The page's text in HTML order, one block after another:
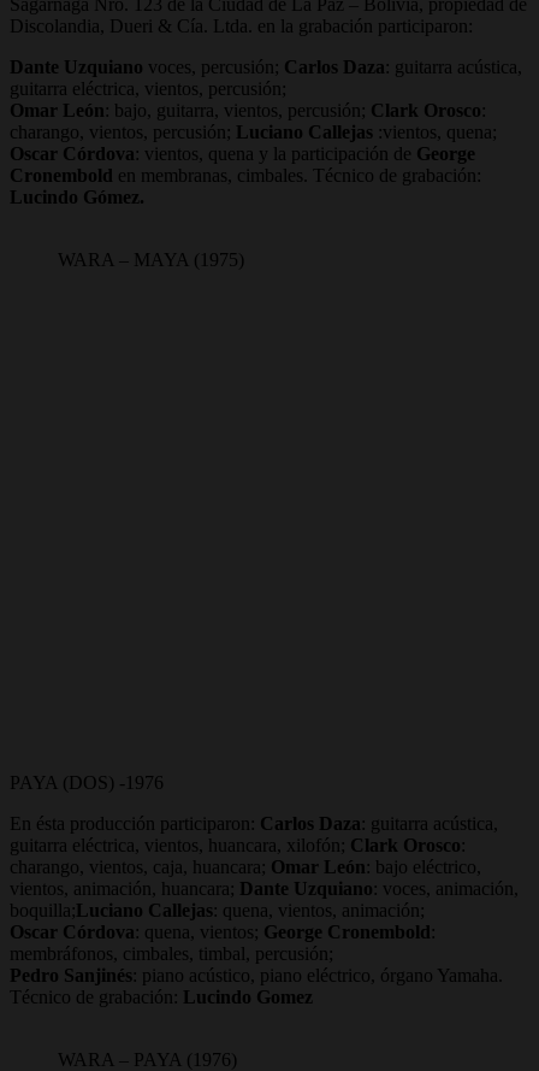
Discolandia, Dueri & Cía. Ltda. en la grabación participaron:
Dante Uzquiano voces, percusión; Carlos Daza: guitarra acústica,
guitarra eléctrica, vientos, percusión;
Omar León: bajo, guitarra, vientos, percusión; Clark Orosco:
charango, vientos, percusión; Luciano Callejas :vientos, quena;
Oscar Córdova: vientos, quena y la participación de George
Cronembold en membranas, cimbales. Técnico de grabación:
Lucindo Gómez.
WARA – MAYA (1975)
PAYA (DOS) -1976
En ésta producción participaron: Carlos Daza: guitarra acústica,
guitarra eléctrica, vientos, huancara, xilofón; Clark Orosco:
charango, vientos, caja, huancara; Omar León: bajo eléctrico,
vientos, animación, huancara; Dante Uzquiano: voces, animación,
boquilla;Luciano Callejas: quena, vientos, animación;
Oscar Córdova: quena, vientos; George Cronembold:
membráfonos, cimbales, timbal, percusión;
Pedro Sanjinés: piano acústico, piano eléctrico, órgano Yamaha.
Técnico de grabación: Lucindo Gomez
WARA – PAYA (1976)